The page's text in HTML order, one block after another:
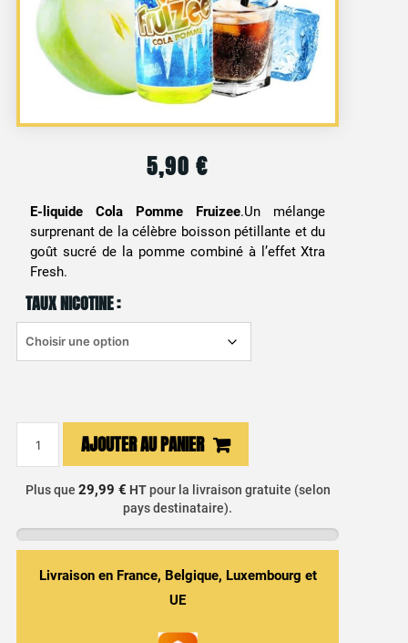
5,90€
E-liquide Cola Pomme Fruizee.Un mélange
surprenant de la célèbre boisson pétillante et du
goût sucré de la pomme combiné à l’effet Xtra
Fresh.
TAUX NICOTINE :
liquide
Pomme
AJOUTER AU PANIER
Plus que 29,99 € HTpour la livraison gratuite (selon
pays destinataire).
Livraison en France, Belgique, Luxembourg et
UE